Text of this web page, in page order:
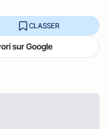
CLASSER
sur Google